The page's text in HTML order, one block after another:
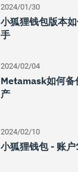
2024/01/30
小狐狸钱包版本
手
2024/02/04
Metamask如何备
产
2024/02/10
小狐狸钱包 - 账